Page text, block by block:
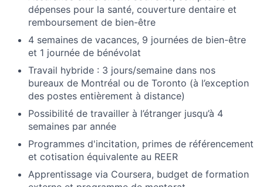
dépenses pour la santé, couverture dentaire et
remboursement de bien-être
4 semaines de vacances, 9 journées de bien-être
et 1 journée de bénévolat
Travail hybride : 3 jours/semaine dans nos
bureaux de Montréal ou de Toronto (à l’exception
des postes entièrement à distance)
Possibilité de travailler à l’étranger jusqu’à 4
semaines par année
Programmes d'incitation, primes de référencement
et cotisation équivalente au REER
Apprentissage via Coursera, budget de formation